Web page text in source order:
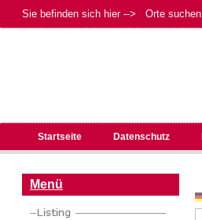
Sie befinden sich hier --> Orte suchen
Startseite Datenschutz
Menü